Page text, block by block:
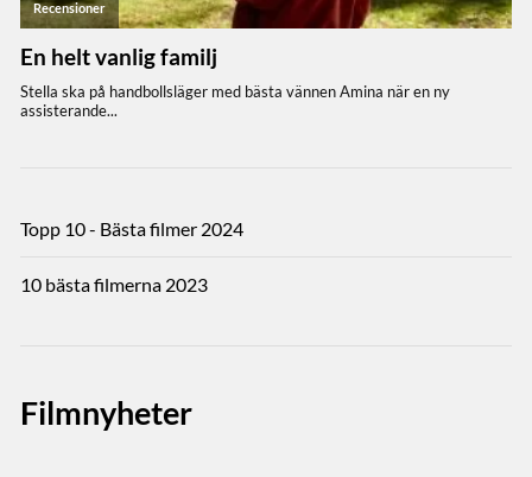
Topp 10 - Bästa filmer 2024
10 bästa filmerna 2023
Filmnyheter